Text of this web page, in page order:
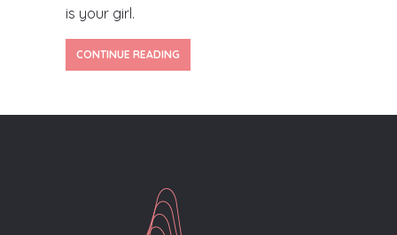
is your girl.
CONTINUE READING